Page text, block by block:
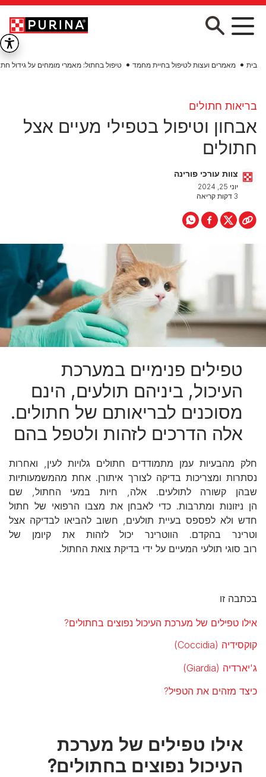
Skip to main content
בית מאמרים ועצות לטיפול בחיית מחמד טיפול בחתול: מאמרי מומחים על גידול
בריאות חתולים
אבחון וטיפול בטפילי מעיים אצל
חתולים
צוות עורכי פורינה
יוני 25, 2024
3 דקות קריאה
טפילים פנימיים במערכת
העיכול, ביניהם תולעים, הינם
מסוכנים לבריאותם של חתולים.
אלה הדרכים לזהות ולטפל בהם
חלק מהבעיות עמן מתמודדים חתולים גלויות לעין, ואחרות
נסתרות ומצריכות בדיקה לצורך איתורן. אחת מהמשמעותיות
שבהן קשורה לתולעים. אלה, חיות במעי החתול, שם
הן ניזונות ומתרבות. כדי לאבחן את מצבו הרפואי של חתול
חדש ולא לפספס בעיית תולעים, חשוב להביאו לבדיקה אצל
וטרינר בהקדם. הווטרינר יכול לזהות את קיומן של
רוב סוגי תולעי המעיים על ידי בדיקת צואת החתול.
בכתבה זו
אילו טפילים של מערכת העיכול נפוצים בחתולים?
קוקסידיה (Coccidia)
ג'יארדיה (Giardia)
כיצד מזהים את הטפיל?
אילו טפילים של מערכת
העיכול נפוצים בחתולים?